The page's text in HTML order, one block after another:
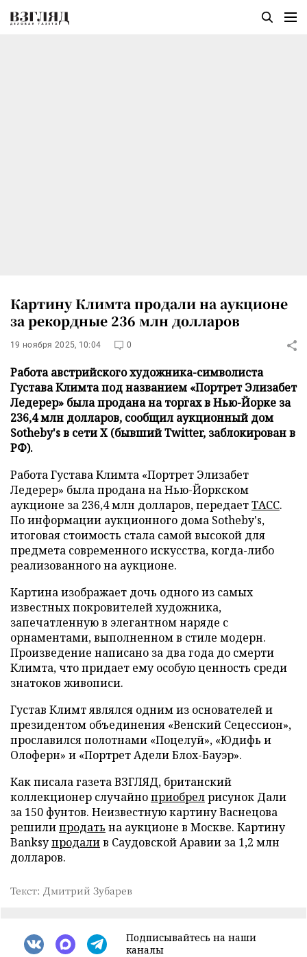
Картину Климта продали на аукционе
за рекордные 236 млн долларов
19 ноября 2025, 10:04 0
Работа австрийского художника-символиста
Густава Климта под названием «Портрет Элизабет
Ледерер» была продана на торгах в Нью-Йорке за
236,4 млн долларов, сообщил аукционный дом
Sotheby's в сети X (бывший Twitter, заблокирован в
РФ).
Работа Густава Климта «Портрет Элизабет
Ледерер» была продана на Нью-Йоркском
аукционе за 236,4 млн долларов, передаетТАСС.
По информации аукционного дома Sotheby's,
итоговая стоимость стала самой высокой для
предмета современного искусства, когда-либо
реализованного на аукционе.
Картина изображает дочь одного из самых
известных покровителей художника,
запечатленную в элегантном наряде с
орнаментами, выполненном в стиле модерн.
Произведение написано за два года до смерти
Климта, что придает ему особую ценность среди
знатоков живописи.
Густав Климт являлся одним из основателей и
президентом объединения «Венский Сецессион»,
прославился полотнами «Поцелуй», «Юдифь и
Олоферн» и «Портрет Адели Блох-Бауэр».
Как писала газета ВЗГЛЯД, британский
коллекционер случайноприобрелрисунок Дали
за 150 фунтов. Неизвестную картину Васнецова
решилипродать на аукционе в Москве. Картину
Banksyпродалив Саудовской Аравии за 1,2 млн
долларов.
Текст: Дмитрий Зубарев
Подписывайтесь на наши
каналы